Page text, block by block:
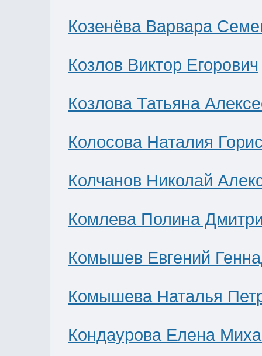
Козенёва Варвара
Козлов Виктор Егорович
Козлова Татьяна
Колосова Наталия
Колчанов Николай
Комлева Полина
Комышев Евгений
Комышева Наталья
Кондаурова Елена